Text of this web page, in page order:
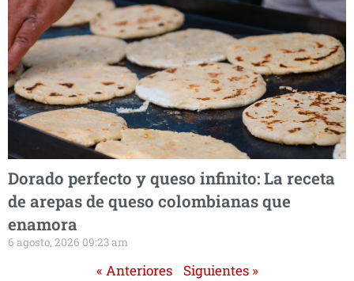
Dorado perfecto y queso infinito: La receta
de arepas de queso colombianas que
enamora
6 agosto, 2026 09:23 am
« Anteriores Siguientes »